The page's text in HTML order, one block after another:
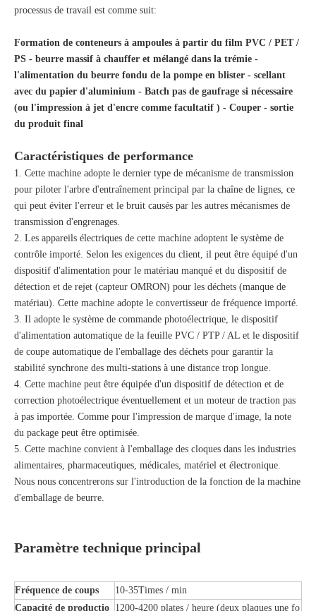
processus de travail est comme suit:
Formation de conteneurs à ampoules à partir du film PVC / PET /
PS - beurre massif à chauffer et mélangé dans la trémie -
l'alimentation du beurre fondu de la pompe en blister - scellant
avec du papier d'aluminium - Batch pas de gaufrage si nécessaire
(ou l'impression à jet d'encre comme facultatif ) - Couper - sortie
du produit final
Caractéristiques de performance
1. Cette machine adopte le dernier type de mécanisme de transmission
pour piloter l'arbre d'entraînement principal par la chaîne de lignes, ce
qui peut éviter l'erreur et le bruit causés par les autres mécanismes de
transmission d'engrenages.
2. Les appareils électriques de cette machine adoptent le système de
contrôle importé. Selon les exigences du client, il peut être équipé d'un
dispositif d'alimentation pour le matériau manqué et du dispositif de
détection et de rejet (capteur OMRON) pour les déchets (manque de
matériau). Cette machine adopte le convertisseur de fréquence importé.
3. Il adopte le système de commande photoélectrique, le dispositif
d'alimentation automatique de la feuille PVC / PTP / AL et le dispositif
de coupe automatique de l'emballage des déchets pour garantir la
stabilité synchrone des multi-stations à une distance trop longue.
4. Cette machine peut être équipée d'un dispositif de détection et de
correction photoélectrique éventuellement et un moteur de traction pas
à pas importée. Comme pour l'impression de marque d'image, la note
du package peut être optimisée.
5. Cette machine convient à l'emballage des cloques dans les industries
alimentaires, pharmaceutiques, médicales, matériel et électronique.
Nous nous concentrerons sur l'introduction de la fonction de la machine
d'emballage de beurre.
Paramètre technique principal
Fréquence de coups
10-35Times / min
Capacité de productio 1200-4200 plates / heure (deux plaques une fo